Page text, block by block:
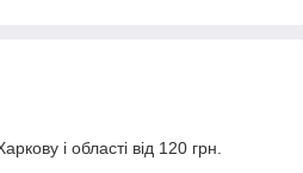
і області від 120 грн.